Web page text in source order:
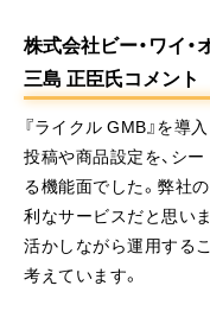
株式会社ビー・ワイ
三島 正臣氏コメント
『ライクル GMB』を導
投稿や商品設定を、シ
る機能面でした。弊社
利なサービスだと思い
活かしながら運用する
考えています。